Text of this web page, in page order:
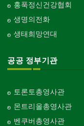
홍푹정신건강협회
생명의전화
생태희망연대
공공 정부기관
토론토총영사관
몬트리올총영사관
벤쿠버총영사관